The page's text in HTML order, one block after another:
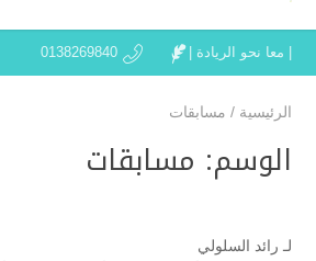
| معا نحو الريادة | 0138269840
الرئيسية / مسابقات
الوسم: مسابقات
لـ رائد السلولي